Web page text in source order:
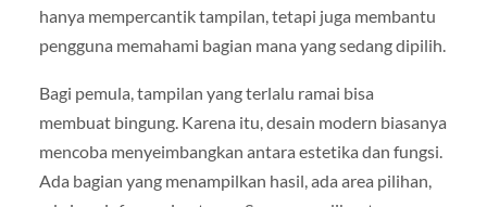
hanya mempercantik tampilan, tetapi juga membantu
pengguna memahami bagian mana yang sedang dipilih.
Bagi pemula, tampilan yang terlalu ramai bisa
membuat bingung. Karena itu, desain modern biasanya
mencoba menyeimbangkan antara estetika dan fungsi.
Ada bagian yang menampilkan hasil, ada area pilihan,